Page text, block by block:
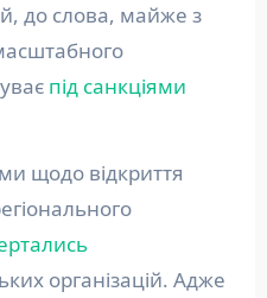
до слова, майже з
під санкціями
щодо відкриття
організацій. Адже